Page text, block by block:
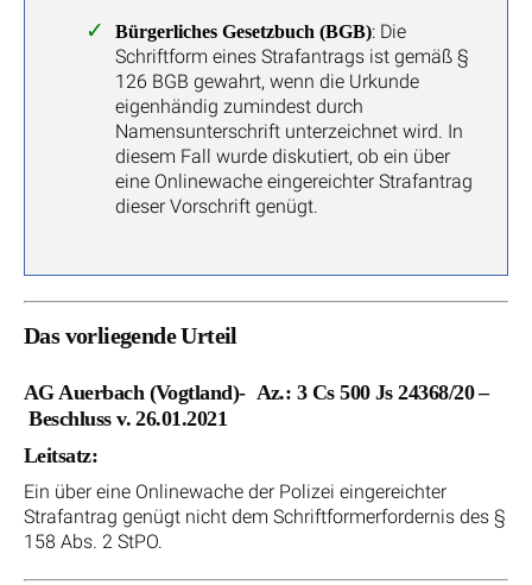
Bürgerliches Gesetzbuch (BGB): Die
Schriftform eines Strafantrags ist gemäß §
126 BGB gewahrt, wenn die Urkunde
eigenhändig zumindest durch
Namensunterschrift unterzeichnet wird. In
diesem Fall wurde diskutiert, ob ein über
eine Onlinewache eingereichter Strafantrag
dieser Vorschrift genügt.
Das vorliegende Urteil
AG Auerbach (Vogtland)- Az.: 3 Cs 500 Js 24368/20 –
Beschluss v. 26.01.2021
Leitsatz:
Ein über eine Onlinewache der Polizei eingereichter
Strafantrag genügt nicht dem Schriftformerfordernis des §
158 Abs. 2 StPO.